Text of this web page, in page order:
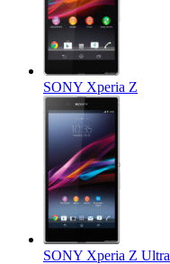
SONY Xperia Z
SONY Xperia Z Ultra